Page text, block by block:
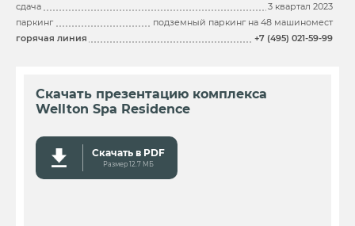
сдача
3 квартал 2023
паркинг
подземный паркинг на 48 машиномест
горячая линия
+7 (495) 021-59-99
Скачать презентацию комплекса
Wellton Spa Residence
Скачать в PDF
Размер 12.7 MБ